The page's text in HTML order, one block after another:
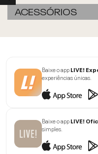
ACESSÓRIOS
Baixe o appLIVE!
experiências únicas.
Baixe o appLIVE!
simples.